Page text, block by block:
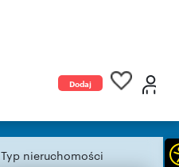
Dodaj
Typ nieruchomości